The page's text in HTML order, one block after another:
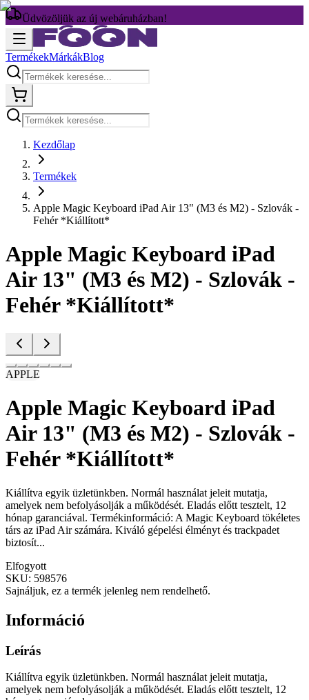
Üdvözöljük az új webáruházban!
TermékekMárkákBlog
Kezdőlap
Termékek
Apple Magic Keyboard iPad Air 13" (M3 és M2) - Szlovák -
Fehér *Kiállított*
Apple Magic Keyboard iPad
Air 13" (M3 és M2) - Szlovák -
Fehér *Kiállított*
APPLE
Apple Magic Keyboard iPad
Air 13" (M3 és M2) - Szlovák -
Fehér *Kiállított*
Kiállítva egyik üzletünkben. Normál használat jeleit mutatja,
amelyek nem befolyásolják a működését. Eladás előtt tesztelt, 12
hónap garanciával. Termékinformáció: A Magic Keyboard tökéletes
társ az iPad Air számára. Kiváló gépelési élményt és trackpadet
biztosít...
Elfogyott
SKU: 598576
Sajnáljuk, ez a termék jelenleg nem rendelhető.
Információ
Leírás
Kiállítva egyik üzletünkben. Normál használat jeleit mutatja,
amelyek nem befolyásolják a működését. Eladás előtt tesztelt, 12